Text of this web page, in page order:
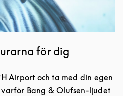
för dig
Airport och ta med din egen
Bang & Olufsen-ljudet